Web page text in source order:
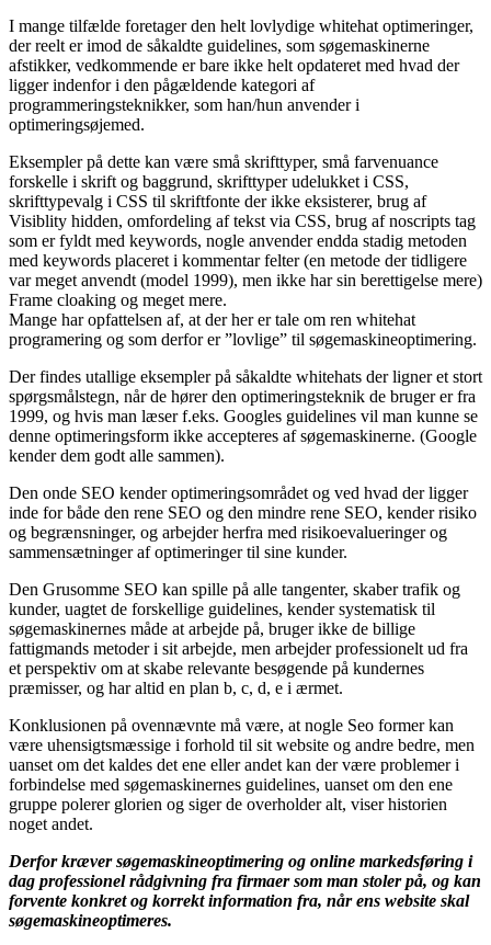
I mange tilfælde foretager den helt lovlydige whitehat optimeringer,
der reelt er imod de såkaldte guidelines, som søgemaskinerne
afstikker, vedkommende er bare ikke helt opdateret med hvad der
ligger indenfor i den pågældende kategori af
programmeringsteknikker, som han/hun anvender i
optimeringsøjemed.
Eksempler på dette kan være små skrifttyper, små farvenuance
forskelle i skrift og baggrund, skrifttyper udelukket i CSS,
skrifttypevalg i CSS til skriftfonte der ikke eksisterer, brug af
Visiblity hidden, omfordeling af tekst via CSS, brug af noscripts tag
som er fyldt med keywords, nogle anvender endda stadig metoden
med keywords placeret i kommentar felter (en metode der tidligere
var meget anvendt (model 1999), men ikke har sin berettigelse mere)
Frame cloaking og meget mere.
Mange har opfattelsen af, at der her er tale om ren whitehat
programering og som derfor er ”lovlige” til søgemaskineoptimering.
Der findes utallige eksempler på såkaldte whitehats der ligner et stort
spørgsmålstegn, når de hører den optimeringsteknik de bruger er fra
1999, og hvis man læser f.eks. Googles guidelines vil man kunne se
denne optimeringsform ikke accepteres af søgemaskinerne. (Google
kender dem godt alle sammen).
Den onde SEO kender optimeringsområdet og ved hvad der ligger
inde for både den rene SEO og den mindre rene SEO, kender risiko
og begrænsninger, og arbejder herfra med risikoevalueringer og
sammensætninger af optimeringer til sine kunder.
Den Grusomme SEO kan spille på alle tangenter, skaber trafik og
kunder, uagtet de forskellige guidelines, kender systematisk til
søgemaskinernes måde at arbejde på, bruger ikke de billige
fattigmands metoder i sit arbejde, men arbejder professionelt ud fra
et perspektiv om at skabe relevante besøgende på kundernes
præmisser, og har altid en plan b, c, d, e i ærmet.
Konklusionen på ovennævnte må være, at nogle Seo former kan
være uhensigtsmæssige i forhold til sit website og andre bedre, men
uanset om det kaldes det ene eller andet kan der være problemer i
forbindelse med søgemaskinernes guidelines, uanset om den ene
gruppe polerer glorien og siger de overholder alt, viser historien
noget andet.
Derfor kræver søgemaskineoptimering og online markedsføring i
dag professionel rådgivning fra firmaer som man stoler på, og kan
forvente konkret og korrekt information fra, når ens website skal
søgemaskineoptimeres.